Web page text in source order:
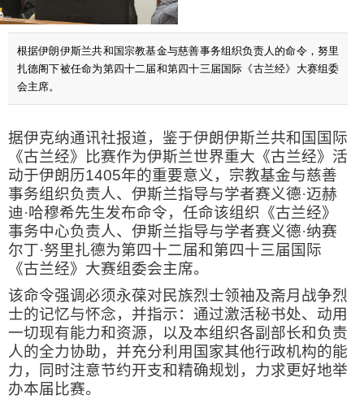
根据伊朗伊斯兰共和国宗教基金与慈善事务组织负责人的命令，努里
扎德阁下被任命为第四十二届和第四十三届国际《古兰经》大赛组委
会主席。
据伊克纳通讯社报道，鉴于伊朗伊斯兰共和国国际
《古兰经》比赛作为伊斯兰世界重大《古兰经》活
动于伊朗历1405年的重要意义，宗教基金与慈善
事务组织负责人、伊斯兰指导与学者赛义德·迈赫
迪·哈穆希先生发布命令，任命该组织《古兰经》
事务中心负责人、伊斯兰指导与学者赛义德·纳赛
尔丁·努里扎德为第四十二届和第四十三届国际
《古兰经》大赛组委会主席。
该命令强调必须永葆对民族烈士领袖及斋月战争烈
士的记忆与怀念，并指示：通过激活秘书处、动用
一切现有能力和资源，以及本组织各副部长和负责
人的全力协助，并充分利用国家其他行政机构的能
力，同时注意节约开支和精确规划，力求更好地举
办本届比赛。